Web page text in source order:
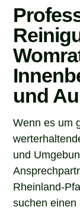
und
Wenn es um
und
Rheinland-
suchen